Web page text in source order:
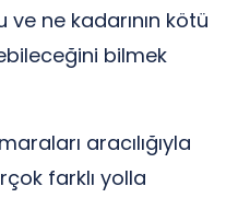
ne kadarının kötü
bilmek
aracılığıyla
farklı yolla